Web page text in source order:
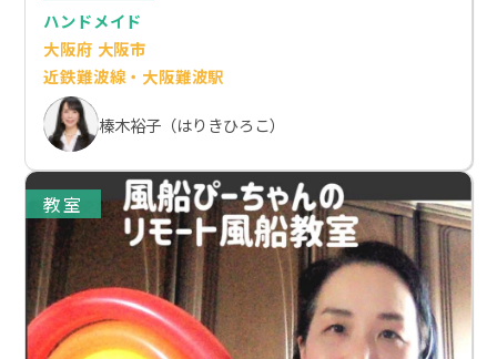
ハンドメイド
大阪府 大阪市
近鉄難波線・大阪難波駅
榛木裕子（はりきひろこ）
教室